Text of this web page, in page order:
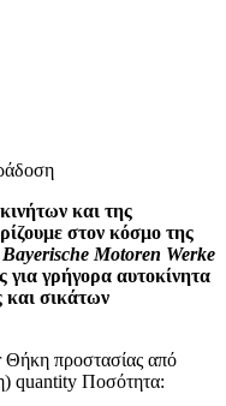
και της
στον κόσμο της
Bayerische Motoren Werke
για γρήγορα αυτοκίνητα
και σικάτων
προστασίας από
quantity Ποσότητα: